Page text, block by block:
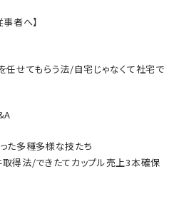
者へ】
せてもらう法/自宅じゃなくて社宅で
た多種多様な技たち
得法/できたてカップル売上3本確保